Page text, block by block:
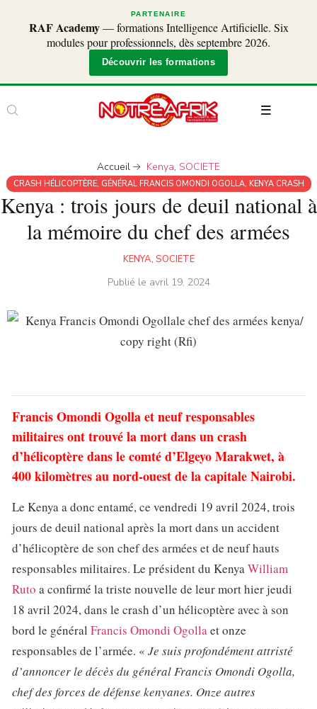
PARTENAIRE
RAF Academy— formations Intelligence Artificielle. Six
modules pour professionnels, dès septembre 2026.
Découvrir les formations
Accueil Kenya, SOCIETE
CRASH HÉLICOPTÈRE, GÉNÉRAL FRANCIS OMONDI OGOLLA, KENYA CRASH
Kenya : trois jours de deuil national à
la mémoire du chef des armées
KENYA, SOCIETE
Publié le avril 19, 2024
Francis Omondi Ogolla et neuf responsables
militaires ont trouvé la mort dans un crash
d’hélicoptère dans le comté d’Elgeyo Marakwet, à
400 kilomètres au nord-ouest de la capitale Nairobi.
Le Kenya a donc entamé, ce vendredi 19 avril 2024, trois
jours de deuil national après la mort dans un accident
d’hélicoptère de son chef des armées et de neuf hauts
responsables militaires. Le président du KenyaWilliam
Ruto a confirmé la triste nouvelle de leur mort hier jeudi
18 avril 2024, dans le crash d’un hélicoptère avec à son
bord le général Francis Omondi Ogollaet onze
responsables de l’armée. « Je suis profondément attristé
d’annoncer le décès du général Francis Omondi Ogolla,
chef des forces de défense kenyanes. Onze autres